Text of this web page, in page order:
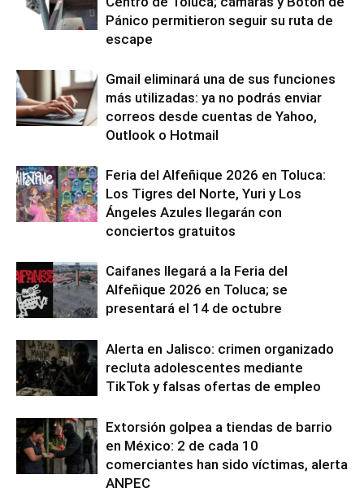
Pánico permitieron seguir su ruta de
escape
Gmail eliminará una de sus funciones
más utilizadas: ya no podrás enviar
correos desde cuentas de Yahoo,
Outlook o Hotmail
Feria del Alfeñique 2026 en Toluca:
Los Tigres del Norte, Yuri y Los
Ángeles Azules llegarán con
conciertos gratuitos
Caifanes llegará a la Feria del
Alfeñique 2026 en Toluca; se
presentará el 14 de octubre
Alerta en Jalisco: crimen organizado
recluta adolescentes mediante
TikTok y falsas ofertas de empleo
Extorsión golpea a tiendas de barrio
en México: 2 de cada 10
comerciantes han sido víctimas, alerta
ANPEC